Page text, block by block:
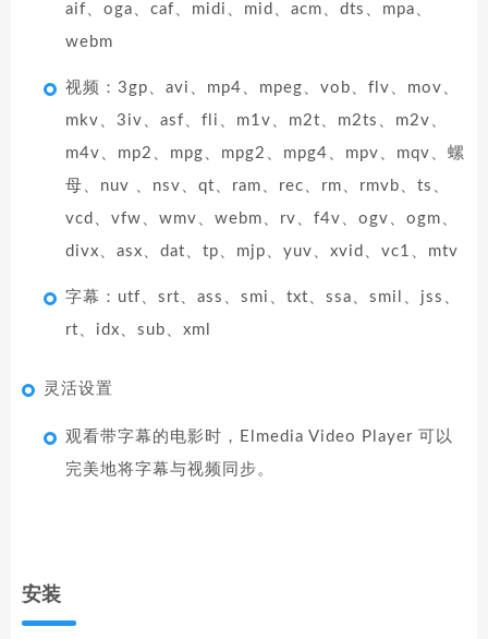
aif、oga、caf、midi、mid、acm、dts、mpa、
webm
视频：3gp、avi、mp4、mpeg、vob、flv、mov、
mkv、3iv、asf、fli、m1v、m2t、m2ts、m2v、
m4v、mp2、mpg、mpg2、mpg4、mpv、mqv、螺
母、nuv 、nsv、qt、ram、rec、rm、rmvb、ts、
vcd、vfw、wmv、webm、rv、f4v、ogv、ogm、
divx、asx、dat、tp、mjp、yuv、xvid、vc1、mtv
字幕：utf、srt、ass、smi、txt、ssa、smil、jss、
rt、idx、sub、xml
灵活设置
观看带字幕的电影时，Elmedia Video Player 可以
完美地将字幕与视频同步。
安装